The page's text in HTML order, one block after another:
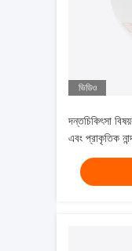
ভিডিও
দন্তচিকিৎসা
এবং প্রাকৃতিক
মাল্টিলেয়ার